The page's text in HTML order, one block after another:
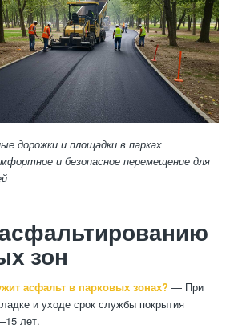
дорожки и площадки в парках
и безопасное перемещение для
зон
асфальт в парковых зонах? — При
и уходе срок службы покрытия
лет.